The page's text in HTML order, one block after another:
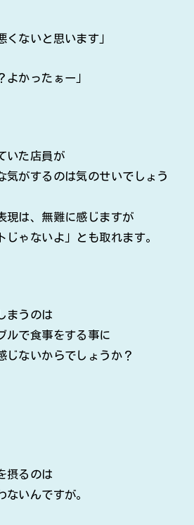
くないと思います」
かったぁー」
いた店員が
気がするのは気のせいでしょう
現は、無難に感じますが
じゃないよ」とも取れます。
まうのは
ルで食事をする事に
じないからでしょうか？
摂るのは
ないんですが。